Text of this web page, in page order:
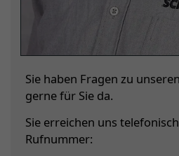
Sie haben Fragen zu
gerne für Sie da.
Sie erreichen uns
Rufnummer: